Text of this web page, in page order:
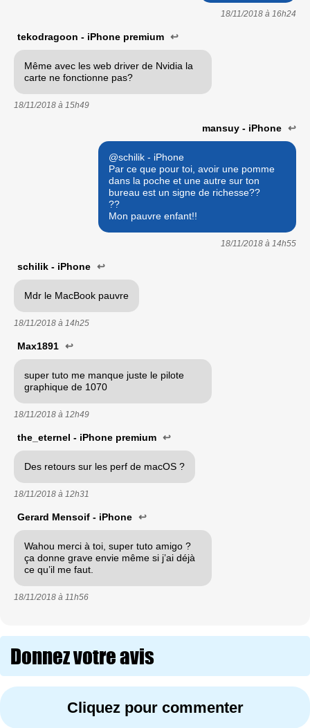
18/11/2018 à 16h24
tekodragoon - iPhone premium ↩
Même avec les web driver de Nvidia la
carte ne fonctionne pas?
18/11/2018 à 15h49
mansuy - iPhone ↩
@schilik - iPhone
Par ce que pour toi, avoir une pomme
dans la poche et une autre sur ton
bureau est un signe de richesse??
??
Mon pauvre enfant!!
18/11/2018 à 14h55
schilik - iPhone ↩
Mdr le MacBook pauvre
18/11/2018 à 14h25
Max1891 ↩
super tuto me manque juste le pilote
graphique de 1070
18/11/2018 à 12h49
the_eternel - iPhone premium ↩
Des retours sur les perf de macOS ?
18/11/2018 à 12h31
Gerard Mensoif - iPhone ↩
Wahou merci à toi, super tuto amigo ?
ça donne grave envie même si j’ai déjà
ce qu’il me faut.
18/11/2018 à 11h56
Donnez votre avis
Cliquez pour commenter